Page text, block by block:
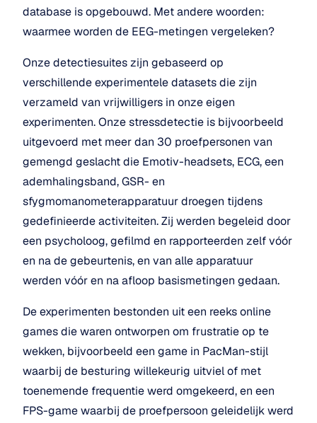
database is opgebouwd. Met andere woorden:
waarmee worden de EEG-metingen vergeleken?
Onze detectiesuites zijn gebaseerd op
verschillende experimentele datasets die zijn
verzameld van vrijwilligers in onze eigen
experimenten. Onze stressdetectie is bijvoorbeeld
uitgevoerd met meer dan 30 proefpersonen van
gemengd geslacht die Emotiv-headsets, ECG, een
ademhalingsband, GSR- en
sfygmomanometerapparatuur droegen tijdens
gedefinieerde activiteiten. Zij werden begeleid door
een psycholoog, gefilmd en rapporteerden zelf vóór
en na de gebeurtenis, en van alle apparatuur
werden vóór en na afloop basismetingen gedaan.
De experimenten bestonden uit een reeks online
games die waren ontworpen om frustratie op te
wekken, bijvoorbeeld een game in PacMan-stijl
waarbij de besturing willekeurig uitviel of met
toenemende frequentie werd omgekeerd, en een
FPS-game waarbij de proefpersoon geleidelijk werd